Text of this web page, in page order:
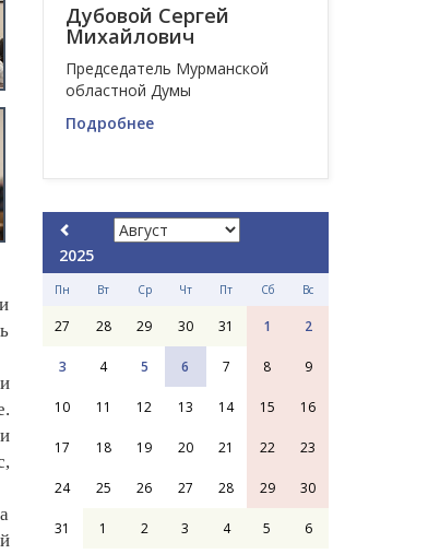
Дубовой Сергей
Михайлович
Председатель Мурманской
областной Думы
Подробнее
2025
Пн Вт Ср Чт Пт Сб Вс
27 28 29 30 31 1 2
3 4 5 6 7 8 9
10 11 12 13 14 15 16
17 18 19 20 21 22 23
24 25 26 27 28 29 30
31 1 2 3 4 5 6